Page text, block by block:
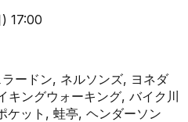
17:00
ードン, ネルソンズ, ヨネダ
キングウォーキング, バイク川
ケット, 蛙亭, ヘンダーソン